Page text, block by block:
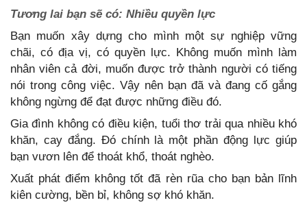
Tương lai bạn sẽ có: Nhiều quyền lực
Bạn muốn xây dựng cho mình một sự nghiệp vững
chãi, có địa vị, có quyền lực. Không muốn mình làm
nhân viên cả đời, muốn được trở thành người có tiếng
nói trong công việc. Vậy nên bạn đã và đang cố gắng
không ngừng để đạt được những điều đó.
Gia đình không có điều kiện, tuổi thơ trải qua nhiều khó
khăn, cay đắng. Đó chính là một phần động lực giúp
bạn vươn lên để thoát khổ, thoát nghèo.
Xuất phát điểm không tốt đã rèn rũa cho bạn bản lĩnh
kiên cường, bền bỉ, không sợ khó khăn.